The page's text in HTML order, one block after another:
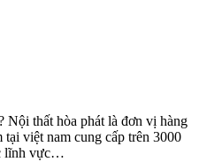
Nội thất hòa phát là đơn vị hàng
việt nam cung cấp trên 3000
lĩnh vực…